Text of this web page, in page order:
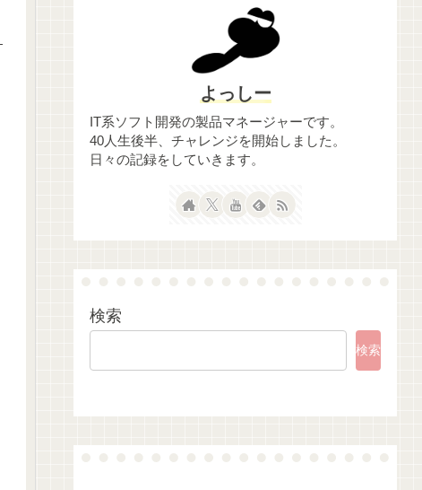
よっしー
IT系ソフト開発の製品マネージャーです。
40人生後半、チャレンジを開始しました。
日々の記録をしていきます。
検索
検索